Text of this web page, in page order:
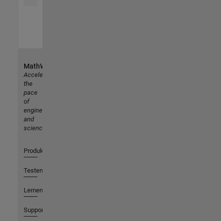
MathWorks
Accelerating
the
pace
of
engineering
and
science
Produkte
Testen oder Kaufen
Lernen
Support